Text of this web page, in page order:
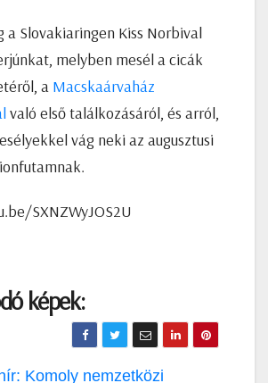
a Slovakiaringen Kiss Norbival
melyben mesél a cicák
a Macskaárvaház
való első találkozásáról, és arról,
vág neki az augusztusi
SXNZWyJOS2U
képek:
Komoly nemzetközi